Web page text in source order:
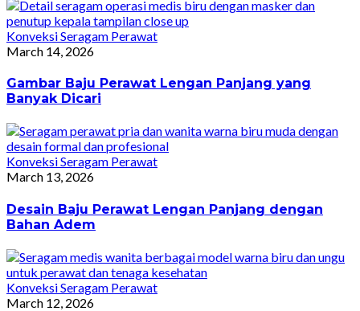
Konveksi Seragam Perawat
March 14, 2026
Gambar Baju Perawat Lengan Panjang yang
Banyak Dicari
Konveksi Seragam Perawat
March 13, 2026
Desain Baju Perawat Lengan Panjang dengan
Bahan Adem
Konveksi Seragam Perawat
March 12, 2026